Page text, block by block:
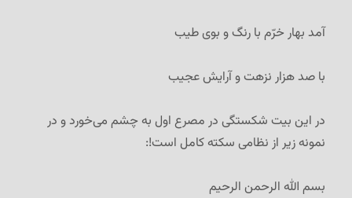
آمد بهار خرّم با رنگ و بوی طیب
با صد هزار نزهت و آرایش عجیب
در این بیت شکستگی در مصرع اول به چشم می‌خورد و در
نمونه زیر از نظامی سکته کامل است!:
بسم الله الرحمن الرحیم